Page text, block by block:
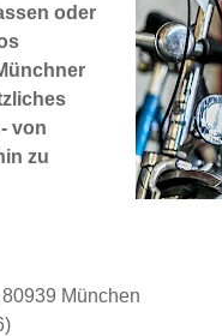
oder
von
zu
München